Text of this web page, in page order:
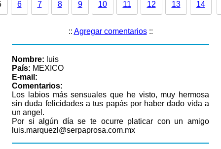
6 7 8 9 10 11 12 13 14
:: Agregar comentarios::
Nombre: luis
País: MEXICO
E-mail:
Comentarios:
Los labios más sensuales que he visto, muy hermosa
sin duda felicidades a tus papás por haber dado vida a
un angel.
Por si algún día se te ocurre platicar con un amigo
luis.marquezl@serpaprosa.com.mx